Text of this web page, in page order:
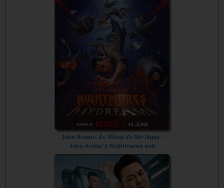
Joko Anwar: Ác Mộng Và Mơ Ngày -
Joko Anwar's Nightmares and
Daydreams (2024) - Vietsub